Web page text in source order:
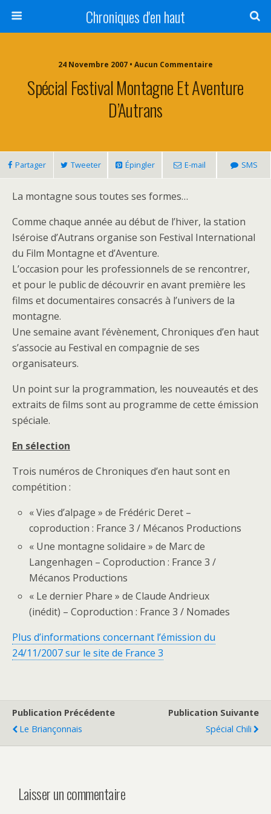
Chroniques d'en haut
24 Novembre 2007 • Aucun Commentaire
Spécial Festival Montagne Et Aventure
D’Autrans
Partager Tweeter Épingler E-mail SMS
La montagne sous toutes ses formes…
Comme chaque année au début de l’hiver, la station
Iséroise d’Autrans organise son Festival International
du Film Montagne et d’Aventure.
L’occasion pour les professionnels de se rencontrer,
et pour le public de découvrir en avant première les
films et documentaires consacrés à l’univers de la
montagne.
Une semaine avant l’évènement, Chroniques d’en haut
s’associe au Festival en compagnie de ses
organisateurs.
Un point sur la programmation, les nouveautés et des
extraits de films sont au programme de cette émission
spéciale.
En sélection
Trois numéros de Chroniques d’en haut sont en
compétition :
« Vies d’alpage » de Frédéric Deret –
coproduction : France 3 / Mécanos Productions
« Une montagne solidaire » de Marc de
Langenhagen – Coproduction : France 3 /
Mécanos Productions
« Le dernier Phare » de Claude Andrieux
(inédit) – Coproduction : France 3 / Nomades
Plus d’informations concernant l’émission du
24/11/2007 sur le site de France 3
Publication Précédente
Le Briançonnais
Publication Suivante
Spécial Chili
Laisser un commentaire